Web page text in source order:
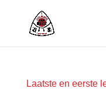
Laatste en eerste